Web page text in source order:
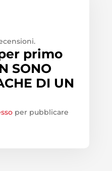
primo
SONO
DI UN
per pubblicare